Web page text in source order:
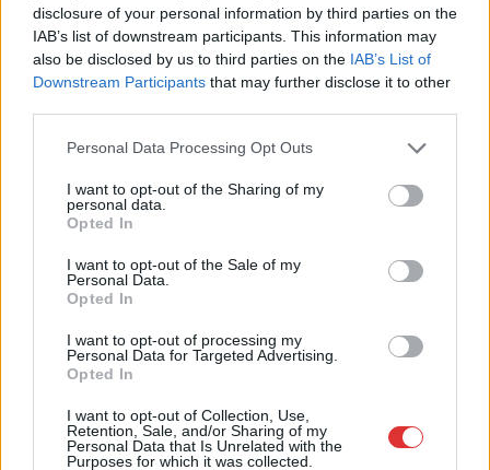
disclosure of your personal information by third parties on the
IAB’s list of downstream participants. This information may
also be disclosed by us to third parties on the IAB’s List of
Downstream Participants that may further disclose it to other
Please note that this website/app uses one or more Google
not limited to your visit or usage behaviour. You may click to
grant or deny consent to Google and its third-party tags to
use your data for below specified purposes in below Google
consent section.
Personal Data Processing Opt Outs
I want to opt-out of the Sharing of my
personal data.
Opted In
I want to opt-out of the Sale of my
Personal Data.
Opted In
I want to opt-out of processing my
Personal Data for Targeted Advertising.
Opted In
I want to opt-out of Collection, Use,
Retention, Sale, and/or Sharing of my
Personal Data that Is Unrelated with the
Purposes for which it was collected.
2026.08.05. Kiss Lajos
Ilyenek eddig a tapasztalatok a vendégektől – a
fogadják a helyiek az ingyenes strandolás lehetőségét, amit